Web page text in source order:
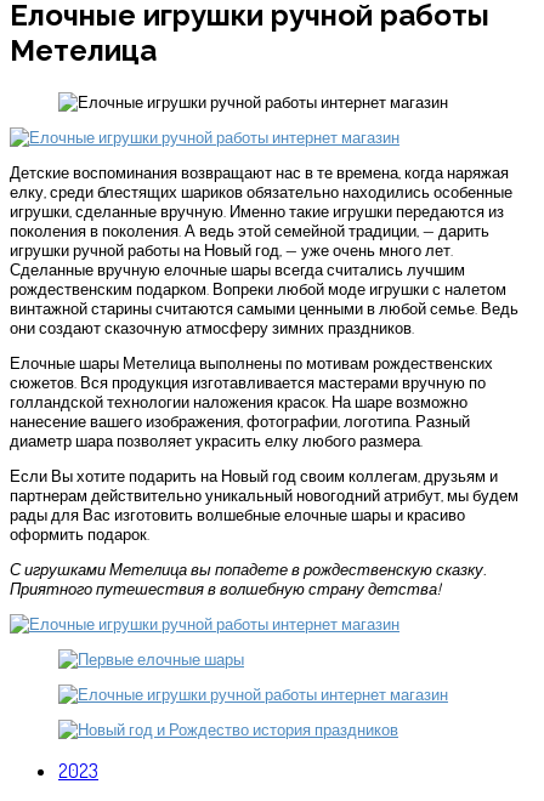
Елочные игрушки ручной работы
Метелица
Детские воспоминания возвращают нас в те времена, когда наряжая
елку, среди блестящих шариков обязательно находились особенные
игрушки, сделанные вручную. Именно такие игрушки передаются из
поколения в поколения. А ведь этой семейной традиции, — дарить
игрушки ручной работы на Новый год, — уже очень много лет.
Сделанные вручную елочные шары всегда считались лучшим
рождественским подарком. Вопреки любой моде игрушки с налетом
винтажной старины считаются самыми ценными в любой семье. Ведь
они создают сказочную атмосферу зимних праздников.
Елочные шары Метелица выполнены по мотивам рождественских
сюжетов. Вся продукция изготавливается мастерами вручную по
голландской технологии наложения красок. На шаре возможно
нанесение вашего изображения, фотографии, логотипа. Разный
диаметр шара позволяет украсить елку любого размера.
Если Вы хотите подарить на Новый год своим коллегам, друзьям и
партнерам действительно уникальный новогодний атрибут, мы будем
рады для Вас изготовить волшебные елочные шары и красиво
оформить подарок.
С игрушками Метелица вы попадете в рождественскую сказку.
Приятного путешествия в волшебную страну детства!
2023